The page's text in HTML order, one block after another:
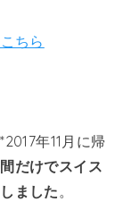
ちら
年11月に帰
だけでスイス
ました。